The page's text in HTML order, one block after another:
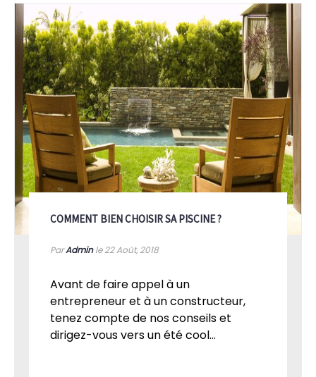
COMMENT BIEN CHOISIR SA PISCINE ?
ParAdminle 22Août, 2018
Avant de faire appel à un
entrepreneur et à un constructeur,
tenez compte de nos conseils et
dirigez-vous vers un été cool...